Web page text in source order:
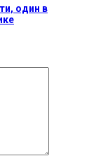
один в